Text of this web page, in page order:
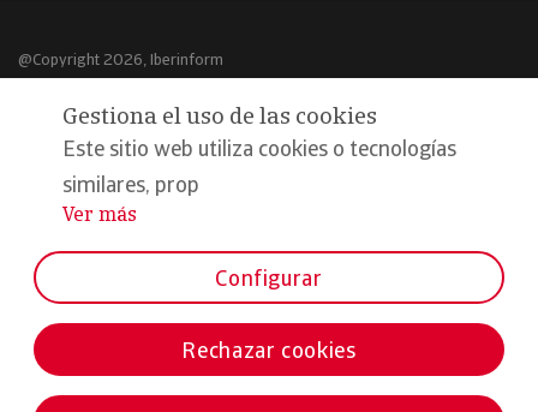
@Copyright 2026, Iberinform
Aviso legal
Política de cookies
Declaración de privacidad
Formamos parte de:
Gestiona el uso de las cookies
Este sitio web utiliza cookies o tecnologías
similares, prop
...
Ver más
Configurar
Rechazar cookies